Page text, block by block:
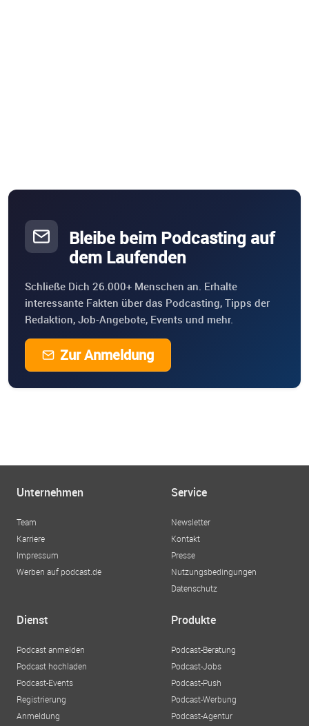
Bleibe beim Podcasting auf
dem Laufenden
Schließe Dich 26.000+ Menschen an. Erhalte
interessante Fakten über das Podcasting, Tipps der
Redaktion, Job-Angebote, Events und mehr.
Zur Anmeldung
Unternehmen
Team
Karriere
Impressum
Werben auf podcast.de
Service
Newsletter
Kontakt
Presse
Nutzungsbedingungen
Datenschutz
Dienst
Podcast anmelden
Podcast hochladen
Podcast-Events
Registrierung
Anmeldung
Produkte
Podcast-Beratung
Podcast-Jobs
Podcast-Push
Podcast-Werbung
Podcast-Agentur